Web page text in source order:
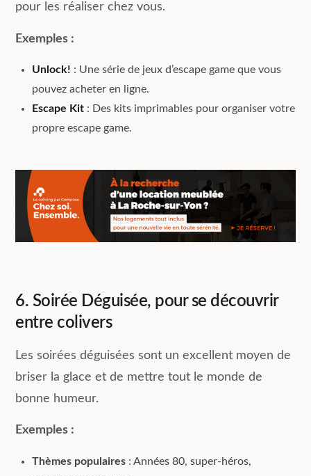
pour les réaliser chez vous.
Exemples :
Unlock! : Une série de jeux d’escape game que vous
pouvez acheter en ligne.
Escape Kit : Des kits imprimables pour organiser votre
propre escape game.
6. Soirée Déguisée, pour se découvrir
entre colivers
Les soirées déguisées sont un excellent moyen de
briser la glace et de mettre tout le monde de
bonne humeur.
Exemples :
Thèmes populaires : Années 80, super-héros,